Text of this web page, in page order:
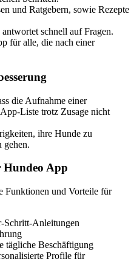
und Ratgebern, sowie Rezepte
schnell auf Fragen.
für alle, die nach einer
die Aufnahme einer
Liste trotz Zusage nicht
ihre Hunde zu
gehen.
App
Funktionen und Vorteile für
Schritt-Anleitungen
tägliche Beschäftigung
Profile für